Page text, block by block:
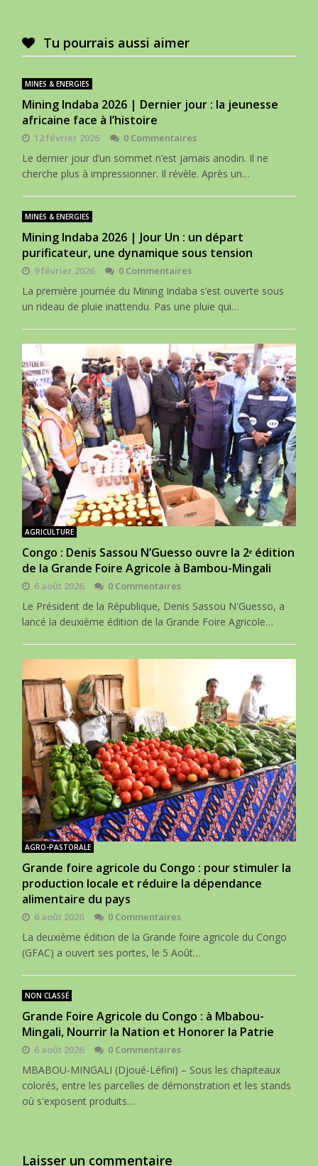
Tu pourrais aussi aimer
MINES & ENERGIES
Mining Indaba 2026 | Dernier jour : la jeunesse
africaine face à l’histoire
12 février 2026 0 Commentaires
Le dernier jour d’un sommet n’est jamais anodin. Il ne
cherche plus à impressionner. Il révèle. Après un…
MINES & ENERGIES
Mining Indaba 2026 | Jour Un : un départ
purificateur, une dynamique sous tension
9 février 2026 0 Commentaires
La première journée du Mining Indaba s’est ouverte sous
un rideau de pluie inattendu. Pas une pluie qui…
AGRICULTURE
Congo : Denis Sassou N’Guesso ouvre la 2ᵉ édition
de la Grande Foire Agricole à Bambou-Mingali
6 août 2026 0 Commentaires
Le Président de la République, Denis Sassou N'Guesso, a
lancé la deuxième édition de la Grande Foire Agricole…
AGRO-PASTORALE
Grande foire agricole du Congo : pour stimuler la
production locale et réduire la dépendance
alimentaire du pays
6 août 2026 0 Commentaires
La deuxième édition de la Grande foire agricole du Congo
(GFAC) a ouvert ses portes, le 5 Août…
NON CLASSÉ
Grande Foire Agricole du Congo : à Mbabou-
Mingali, Nourrir la Nation et Honorer la Patrie
6 août 2026 0 Commentaires
MBABOU-MINGALI (Djoué-Léfini) – Sous les chapiteaux
colorés, entre les parcelles de démonstration et les stands
où s'exposent produits…
Laisser un commentaire